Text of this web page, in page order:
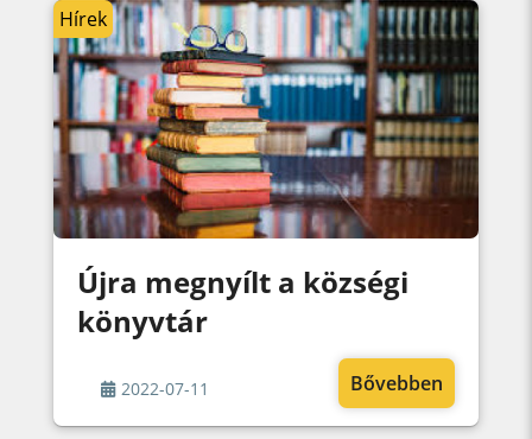
Újra megnyílt a községi
könyvtár
2022-07-11 Bővebben
Hírek